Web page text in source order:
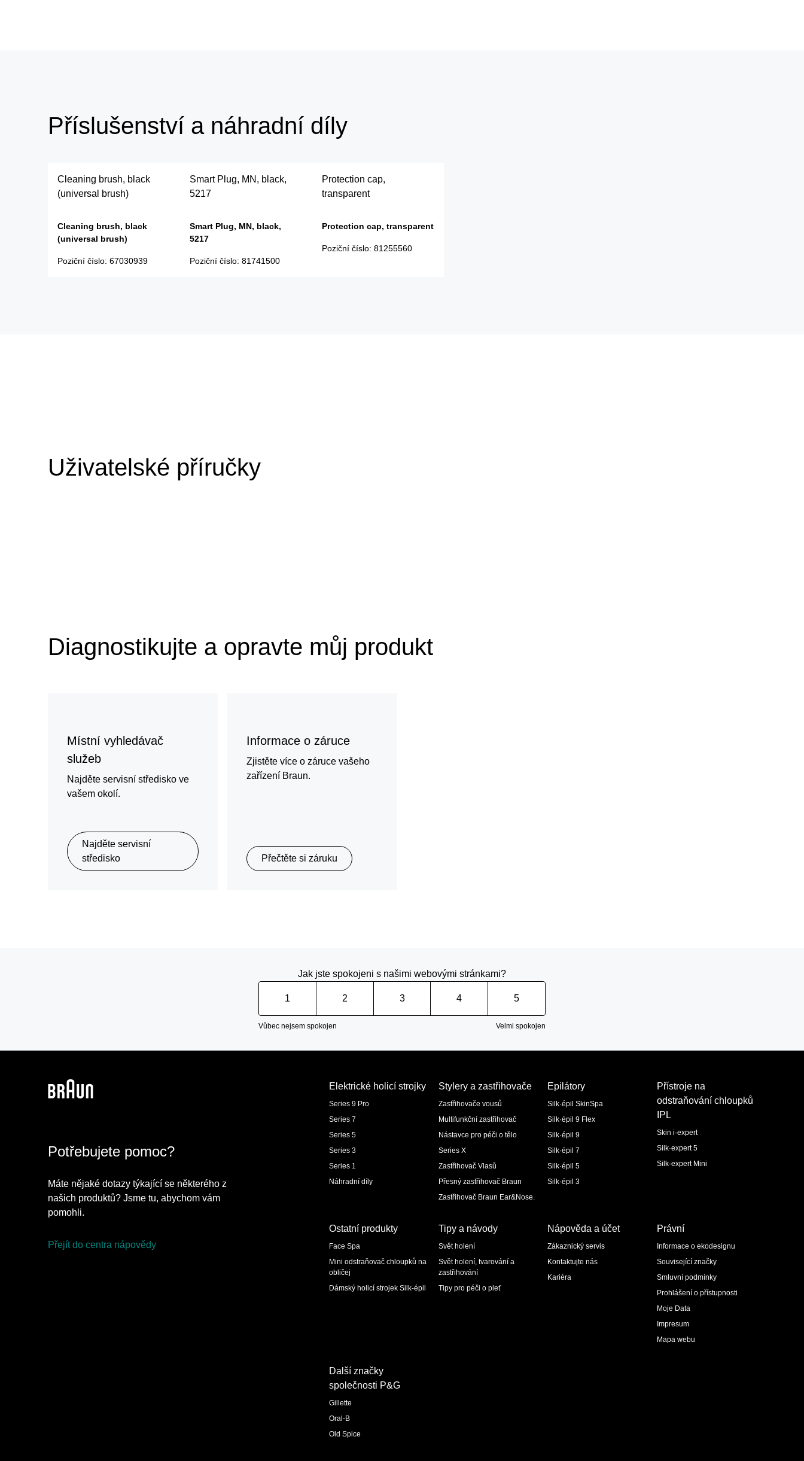
Příslušenství a náhradní díly
Cleaning brush, black
(universal brush)
Cleaning brush, black
(universal brush)
Poziční číslo: 67030939
Smart Plug, MN, black,
5217
Smart Plug, MN, black,
5217
Poziční číslo: 81741500
Protection cap,
transparent
Protection cap, transparent
Poziční číslo: 81255560
Uživatelské příručky
Diagnostikujte a opravte můj produkt
Místní vyhledávač
služeb
Najděte servisní středisko ve
vašem okolí.
Najděte servisní
středisko
Informace o záruce
Zjistěte více o záruce vašeho
zařízení Braun.
Přečtěte si záruku
Jak jste spokojeni s našimi webovými stránkami?
1 2 3 4 5
Vůbec nejsem spokojen Velmi spokojen
Potřebujete pomoc?
Máte nějaké dotazy týkající se některého z
našich produktů? Jsme tu, abychom vám
pomohli.
Přejít do centra nápovědy
Elektrické holicí strojky
Series 9 Pro
Series 7
Series 5
Series 3
Series 1
Náhradní díly
Stylery a zastřihovače
Zastřihovače vousů
Multifunkční zastřihovač
Nástavce pro péči o tělo
Series X
Zastřihovač Vlasů
Přesný zastřihovač Braun
Zastřihovač Braun Ear&Nose.
Epilátory
Silk·épil SkinSpa
Silk·épil 9 Flex
Silk·épil 9
Silk·épil 7
Silk·épil 5
Silk·épil 3
Přístroje na
odstraňování chloupků
IPL
Skin i·expert
Silk·expert 5
Silk·expert Mini
Ostatní produkty
Face Spa
Mini odstraňovač chloupků na
obličej
Dámský holicí strojek Silk-épil
Tipy a návody
Svět holení
Svět holení, tvarování a
zastřihování
Tipy pro péči o pleť
Nápověda a účet
Zákaznický servis
Kontaktujte nás
Kariéra
Právní
Informace o ekodesignu
Související značky
Smluvní podmínky
Prohlášení o přístupnosti
Moje Data
Impresum
Mapa webu
Další značky
společnosti P&G
Gillette
Oral-B
Old Spice